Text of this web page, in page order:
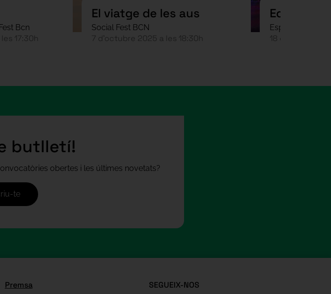
Bcn
17:30h
El viatge de les aus
Social Fest BCN
7 d’octubre 2025 a les 18:30h
Espai Sideral i
18 de setembre
butlletí!
obertes i les últimes novetats?
te
Premsa SEGUEIX-NOS